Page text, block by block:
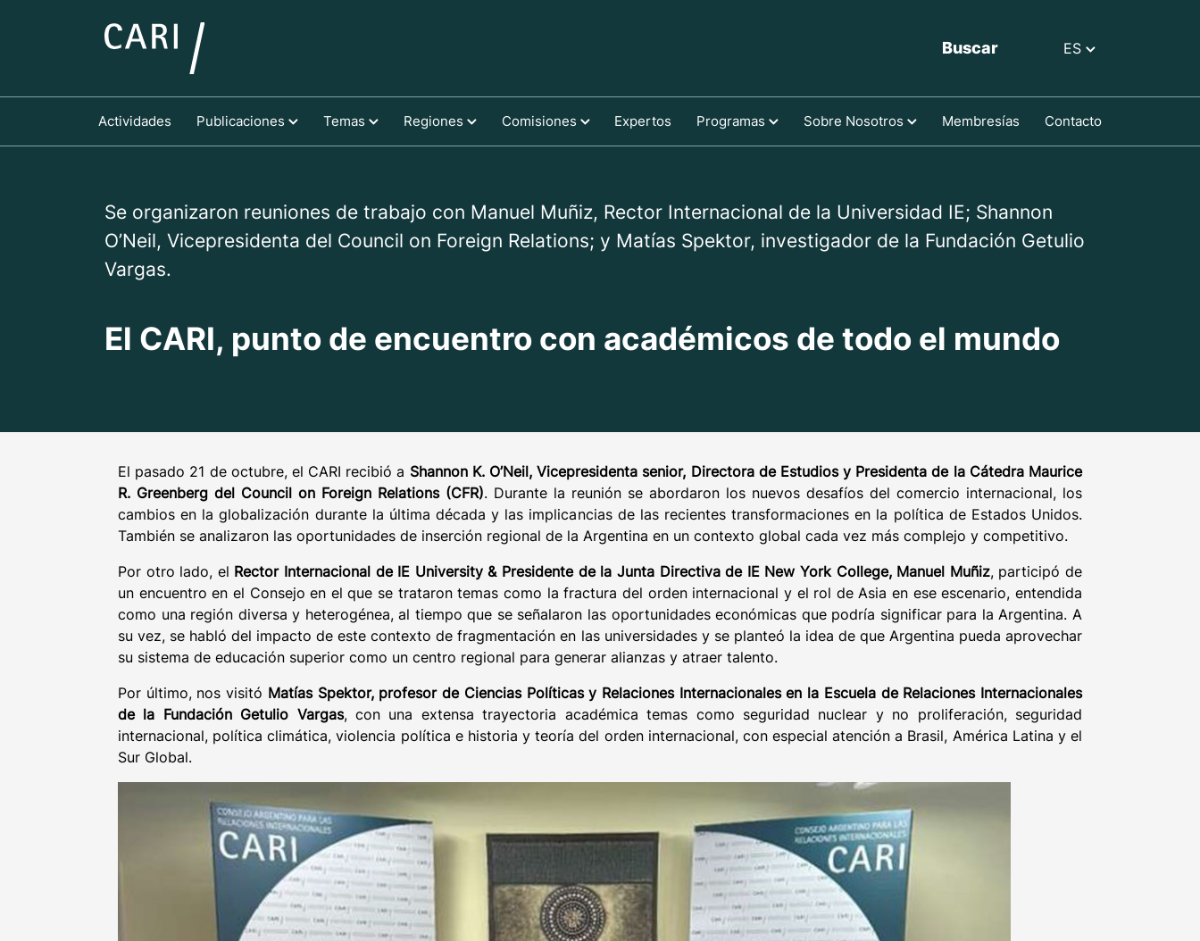
Buscar ES
Actividades Publicaciones Temas Regiones Comisiones Expertos Programas Sobre Nosotros Membresías Contacto
Se organizaron reuniones de trabajo con Manuel Muñiz, Rector Internacional de la Universidad IE; Shannon
O’Neil, Vicepresidenta del Council on Foreign Relations; y Matías Spektor, investigador de la Fundación Getulio
Vargas.
El CARI, punto de encuentro con académicos de todo el mundo
El pasado 21 de octubre, el CARI recibió a Shannon K. O’Neil, Vicepresidenta senior, Directora de Estudios y Presidenta de la Cátedra Maurice
R. Greenberg del Council on Foreign Relations (CFR). Durante la reunión se abordaron los nuevos desafíos del comercio internacional, los
cambios en la globalización durante la última década y las implicancias de las recientes transformaciones en la política de Estados Unidos.
También se analizaron las oportunidades de inserción regional de la Argentina en un contexto global cada vez más complejo y competitivo.
Por otro lado, el Rector Internacional de IE University & Presidente de la Junta Directiva de IE New York College, Manuel Muñiz, participó de
un encuentro en el Consejo en el que se trataron temas como la fractura del orden internacional y el rol de Asia en ese escenario, entendida
como una región diversa y heterogénea, al tiempo que se señalaron las oportunidades económicas que podría significar para la Argentina. A
su vez, se habló del impacto de este contexto de fragmentación en las universidades y se planteó la idea de que Argentina pueda aprovechar
su sistema de educación superior como un centro regional para generar alianzas y atraer talento.
Por último, nos visitó Matías Spektor, profesor de Ciencias Políticas y Relaciones Internacionales en la Escuela de Relaciones Internacionales
de la Fundación Getulio Vargas, con una extensa trayectoria académica temas como seguridad nuclear y no proliferación, seguridad
internacional, política climática, violencia política e historia y teoría del orden internacional, con especial atención a Brasil, América Latina y el
Sur Global.